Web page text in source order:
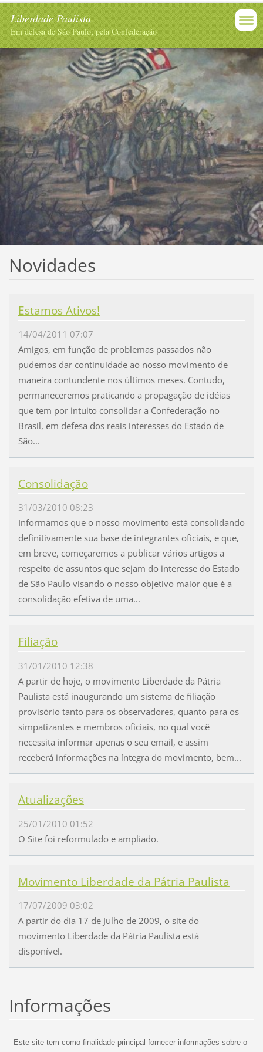
Liberdade Paulista
Em defesa de São Paulo; pela Confederação
Novidades
Estamos Ativos!
14/04/2011 07:07
Amigos, em função de problemas passados não
pudemos dar continuidade ao nosso movimento de
maneira contundente nos últimos meses. Contudo,
permaneceremos praticando a propagação de idéias
que tem por intuito consolidar a Confederação no
Brasil, em defesa dos reais interesses do Estado de
São...
Consolidação
31/03/2010 08:23
Informamos que o nosso movimento está consolidando
definitivamente sua base de integrantes oficiais, e que,
em breve, começaremos a publicar vários artigos a
respeito de assuntos que sejam do interesse do Estado
de São Paulo visando o nosso objetivo maior que é a
consolidação efetiva de uma...
Filiação
31/01/2010 12:38
A partir de hoje, o movimento Liberdade da Pátria
Paulista está inaugurando um sistema de filiação
provisório tanto para os observadores, quanto para os
simpatizantes e membros oficiais, no qual você
necessita informar apenas o seu email, e assim
receberá informações na íntegra do movimento, bem...
Atualizações
25/01/2010 01:52
O Site foi reformulado e ampliado.
Movimento Liberdade da Pátria Paulista
17/07/2009 03:02
A partir do dia 17 de Julho de 2009, o site do
movimento Liberdade da Pátria Paulista está
disponível.
Informações
Este site tem como finalidade principal fornecer informações sobre o